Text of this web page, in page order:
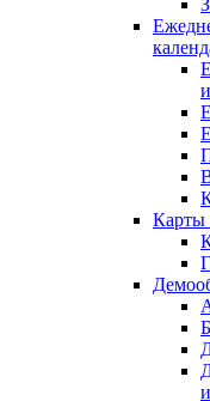
Карты